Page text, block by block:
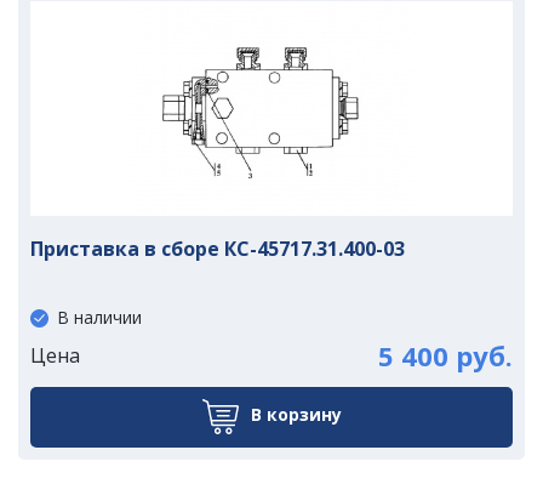
Приставка в сборе КС-45717.31.400-03
В наличии
Цена 5 400 руб.
В корзину